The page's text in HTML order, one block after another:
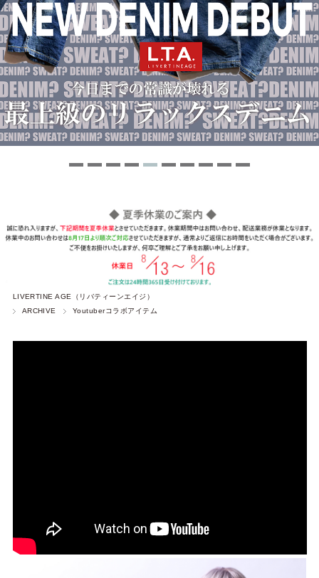
LIVERTINE AGE（リバティーンエイジ）
ARCHIVE
Youtuberコラボアイテム